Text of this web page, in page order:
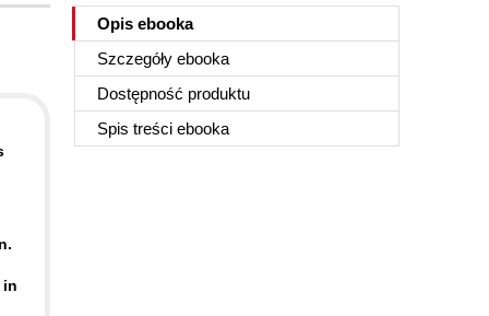
Opis ebooka
Szczegóły ebooka
Dostępność produktu
Spis treści ebooka
in